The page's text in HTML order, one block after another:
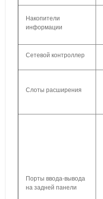
Накопители
информации
Сетевой контроллер
Слоты расширения
Порты ввода-вывода
на задней панели